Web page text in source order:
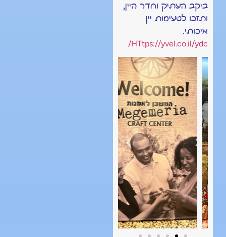
ביקב העתיק וחדר היין,
ותזכו לטעימות יין
איכותי.
HTtps://yvel.co.il/ydc/